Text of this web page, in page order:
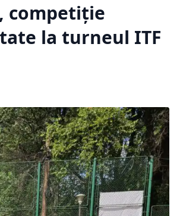
competiție
la turneul ITF